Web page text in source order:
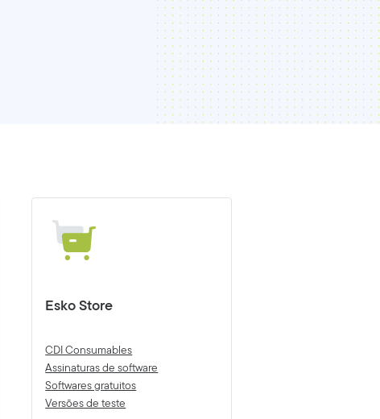
Esko Store
CDI Consumables
Assinaturas de software
Softwares gratuitos
Versões de teste